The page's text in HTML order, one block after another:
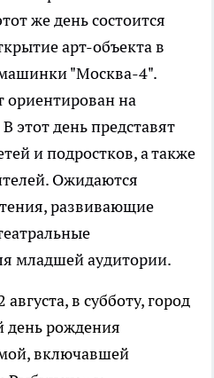
же день состоится
арт-объекта в
"Москва-4".
ориентирован на
В этот день представят
и подростков, а также
Ожидаются
развивающие
младшей аудитории.
в субботу, город
день рождения
включавшей